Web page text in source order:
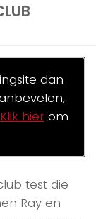
dan
Klik hierom
test die
Ray en